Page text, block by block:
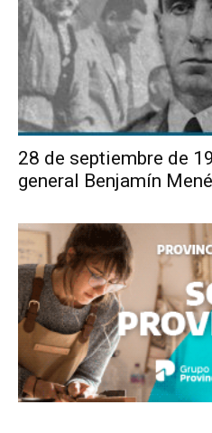
28 de septiembre de
general Benjamín